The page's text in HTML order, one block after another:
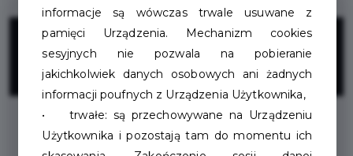
5%
ZNIŻKI
W każdy poniedziałek zniżka na
wszystkie zakupy
informacje są wówczas trwale usuwane z
pamięci Urządzenia. Mechanizm cookies
sesyjnych nie pozwala na pobieranie
jakichkolwiek danych osobowych ani żadnych
informacji poufnych z Urządzenia Użytkownika,
• trwałe: są przechowywane na Urządzeniu
Użytkownika i pozostają tam do momentu ich